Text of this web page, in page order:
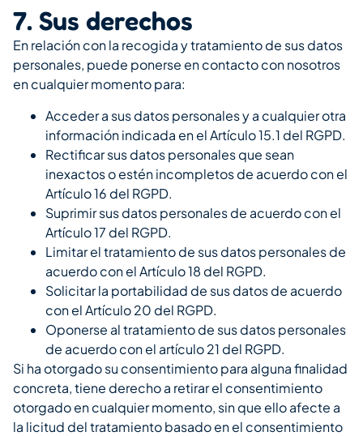
7. Sus derechos
En relación con la recogida y tratamiento de sus datos
personales, puede ponerse en contacto con nosotros
en cualquier momento para:
Acceder a sus datos personales y a cualquier otra
información indicada en el Artículo 15.1 del RGPD.
Rectificar sus datos personales que sean
inexactos o estén incompletos de acuerdo con el
Artículo 16 del RGPD.
Suprimir sus datos personales de acuerdo con el
Artículo 17 del RGPD.
Limitar el tratamiento de sus datos personales de
acuerdo con el Artículo 18 del RGPD.
Solicitar la portabilidad de sus datos de acuerdo
con el Artículo 20 del RGPD.
Oponerse al tratamiento de sus datos personales
de acuerdo con el artículo 21 del RGPD.
Si ha otorgado su consentimiento para alguna finalidad
concreta, tiene derecho a retirar el consentimiento
otorgado en cualquier momento, sin que ello afecte a
la licitud del tratamiento basado en el consentimiento